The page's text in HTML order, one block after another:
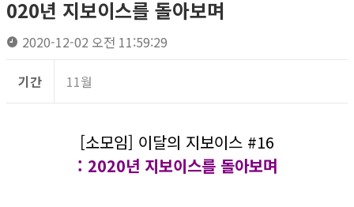
020년 지보이스를 돌아보며
2020-12-02 오전 11:59:29
기간 11월
[소모임] 이달의 지보이스 #16
: 2020년 지보이스를 돌아보며